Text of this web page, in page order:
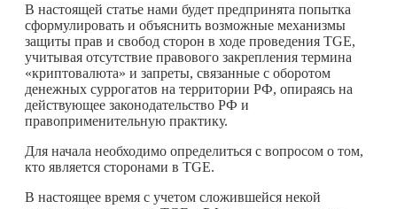
В настоящей статье нами будет предпринята попытка
сформулировать и объяснить возможные механизмы
защиты прав и свобод сторон в ходе проведения TGE,
учитывая отсутствие правового закрепления термина
«криптовалюта» и запреты, связанные с оборотом
денежных суррогатов на территории РФ, опираясь на
действующее законодательство РФ и
правоприменительную практику.
Для начала необходимо определиться с вопросом о том,
кто является сторонами в TGE.
В настоящее время с учетом сложившейся некой